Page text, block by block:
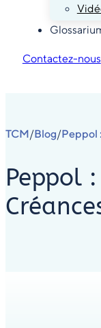
Contactez-nous
TCM/Blog/Peppol
Peppol